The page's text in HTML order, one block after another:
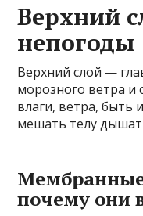
Верхний
непогоды
Верхний слой —
морозного ветра и
влаги, ветра, быть
мешать телу
почему они